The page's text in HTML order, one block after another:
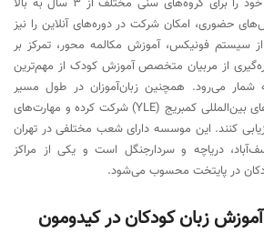
حضوری، امکان شرکت در دوره‌های آنلاین را نیز
سیستم فونیکس، آموزش مکالمه محور، تمرکز بر
از مربیان متخصص آموزش کودک از مهم‌ترین
شمار می‌رود. همچنین زبان‌آموزان در طول مسیر
آموزشی می‌توانند در آزمون‌های بین‌المللی کمبریج (YLE) شرکت کرده و مهارت‌های
کنند. این موسسه دارای شعب مختلفی در تهران
دریاچه و سردارجنگل است و یکی از مراکز
در پایتخت محسوب می‌شود.
زبان کودکان در کیدومون